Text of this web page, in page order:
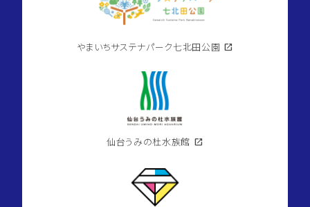
やまいちサステナパーク七北田公園 open_in_new
仙台うみの杜水族館 open_in_new